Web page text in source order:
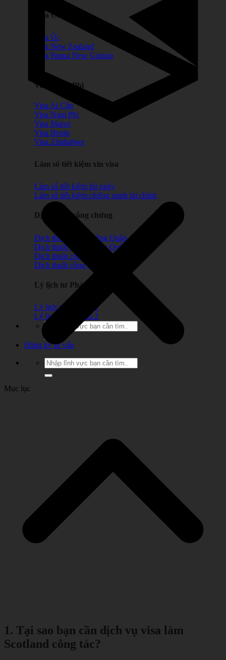
Visa Châu Úc
Visa Úc
Visa New Zealand
Visa Papua New Guinea
Visa Châu Phi
Visa Ai Cập
Visa Nam Phi
Visa Maroc
Visa Benin
Visa Zimbabwe
Làm số tiết kiệm xin visa
Làm sổ tiết kiệm lùi ngày
Làm sổ tiết kiệm chứng minh tài chính
Dịch thuật công chứng
Dịch thuật công chứng Quận 1
Dịch thuật công chứng Quận 2
Dịch thuật công chứng Quận 3
Dịch thuật công chứng Quận 5
Lý lịch tư Pháp
Lý lịch tư pháp số 1
Lý lịch tư pháp số 2
Đăng ký tư vấn
Mục lục
1. Tại sao bạn cần dịch vụ visa làm
Scotland công tác?